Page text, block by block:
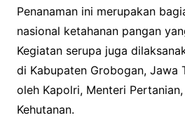
Penanaman ini merupakan
nasional ketahanan pangan
Kegiatan serupa juga
di Kabupaten Grobogan, Jawa
oleh Kapolri, Menteri
Kehutanan.